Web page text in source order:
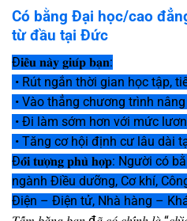
Có bằng Đại học/cao
từ đầu tại Đức
Đ𝐢𝐞̂̀𝐮 𝐧𝐚̀𝐲 𝐠𝐢𝐮́𝐩 𝐛𝐚̣𝐧:
• Rút ngắn thời gian học tập,
• Vào thẳng chương trình
• Đi làm sớm hơn với mức
• Tăng cơ hội định cư lâu dài
Đ𝐨̂́𝐢 𝐭𝐮̛𝐨̛̣𝐧𝐠 𝐩𝐡𝐮̀ 𝐡𝐨̛̣𝐩: Người có
ngành Điều dưỡng, Cơ khí,
Điện – Điện tử, Nhà hàng –